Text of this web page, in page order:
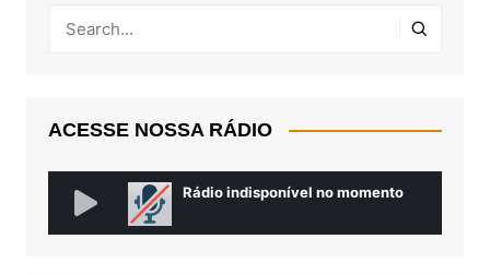
ACESSE NOSSA RÁDIO